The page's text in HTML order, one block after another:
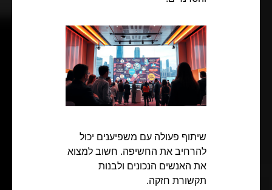
שיתוף פעולה עם משפיענים יכול
להרחיב את החשיפה. חשוב למצוא
את האנשים הנכונים ולבנות
תקשורת חזקה.